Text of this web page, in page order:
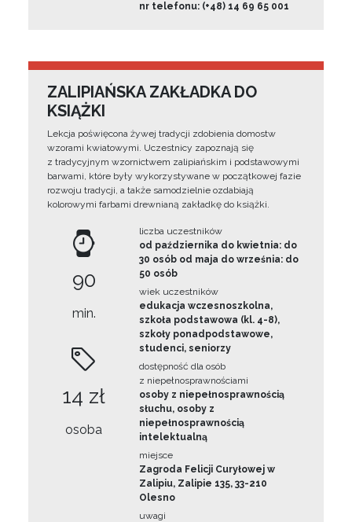
nr telefonu: (+48) 14 69 65 001
ZALIPIAŃSKA ZAKŁADKA DO
KSIĄŻKI
Lekcja poświęcona żywej tradycji zdobienia domostw
wzorami kwiatowymi. Uczestnicy zapoznają się
z tradycyjnym wzornictwem zalipiańskim i podstawowymi
barwami, które były wykorzystywane w początkowej fazie
rozwoju tradycji, a także samodzielnie ozdabiają
kolorowymi farbami drewnianą zakładkę do książki.
90
min.
14 zł
osoba
liczba uczestników
od października do kwietnia: do
30 osób od maja do września: do
50 osób
wiek uczestników
edukacja wczesnoszkolna,
szkoła podstawowa (kl. 4-8),
szkoły ponadpodstawowe,
studenci, seniorzy
dostępność dla osób
z niepełnosprawnościami
osoby z niepełnosprawnością
słuchu, osoby z
niepełnosprawnością
intelektualną
miejsce
Zagroda Felicji Curyłowej w
Zalipiu, Zalipie 135, 33-210
Olesno
uwagi